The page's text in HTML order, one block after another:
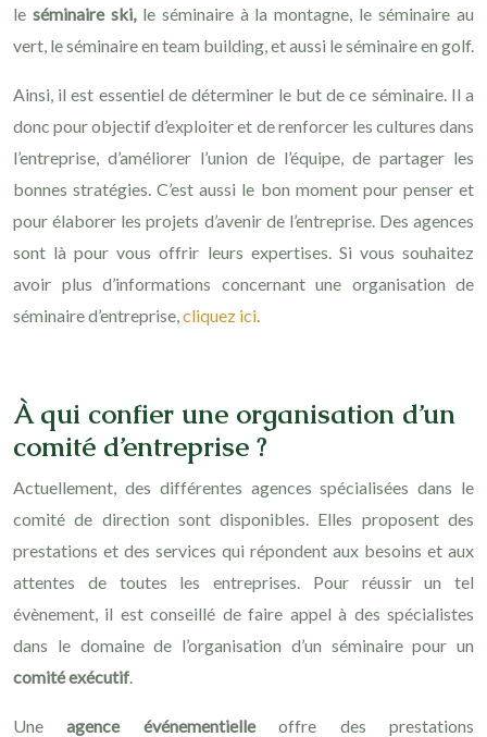
le séminaire ski, le séminaire à la montagne, le séminaire au
vert, le séminaire en team building, et aussi le séminaire en golf.
Ainsi, il est essentiel de déterminer le but de ce séminaire. Il a
donc pour objectif d’exploiter et de renforcer les cultures dans
l’entreprise, d’améliorer l’union de l’équipe, de partager les
bonnes stratégies. C’est aussi le bon moment pour penser et
pour élaborer les projets d’avenir de l’entreprise. Des agences
sont là pour vous offrir leurs expertises. Si vous souhaitez
avoir plus d’informations concernant une organisation de
séminaire d’entreprise,cliquez ici.
À qui confier une organisation d’un
comité d’entreprise ?
Actuellement, des différentes agences spécialisées dans le
comité de direction sont disponibles. Elles proposent des
prestations et des services qui répondent aux besoins et aux
attentes de toutes les entreprises. Pour réussir un tel
évènement, il est conseillé de faire appel à des spécialistes
dans le domaine de l’organisation d’un séminaire pour un
comité exécutif.
Uneagence événementielleoffre des prestations